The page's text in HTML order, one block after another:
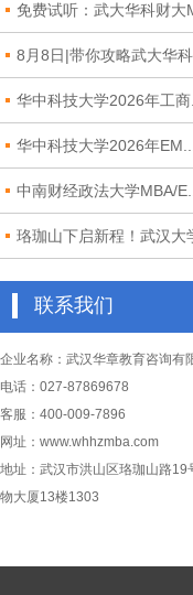
免费试听：武大华科财大
8月8日|带你攻略武大华科
华中科技大学2026年工商
华中科技大学2026年EM...
中南财经政法大学MBA/E...
珞珈山下启新程！武汉大
联系我们
企业名称：武汉华章教育咨询有
电话：027-87869678
客服：400-009-7896
网址：www.whhzmba.com
地址：武汉市洪山区珞珈山路19
物大厦13楼1303